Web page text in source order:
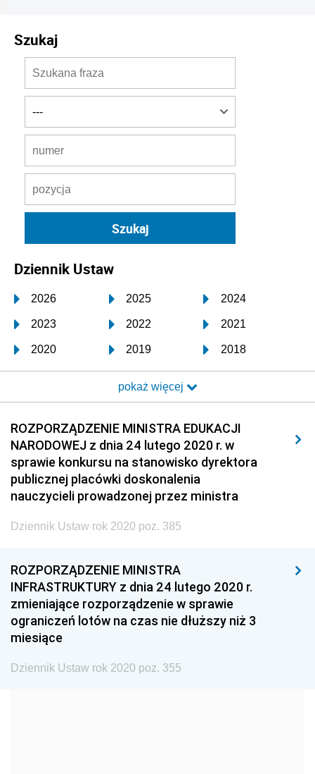
Szukaj
Dziennik Ustaw
2026 2025 2024
2023 2022 2021
2020 2019 2018
2017 2016 2015
2014 2013 2012
2011 2010 2009
2008 2007 2006
2005 2004
2002 2001 2000
1999 1998
1993 1992
1990 1989 1988
1987 1986 1985
pokaż więcej
ROZPORZĄDZENIE MINISTRA EDUKACJI
NARODOWEJ z dnia 24 lutego 2020 r. w
sprawie konkursu na stanowisko dyrektora
publicznej placówki doskonalenia
nauczycieli prowadzonej przez ministra
Dziennik Ustaw rok 2020 poz. 385
ROZPORZĄDZENIE MINISTRA
INFRASTRUKTURY z dnia 24 lutego 2020 r.
zmieniające rozporządzenie w sprawie
ograniczeń lotów na czas nie dłuższy niż 3
miesiące
Dziennik Ustaw rok 2020 poz. 355